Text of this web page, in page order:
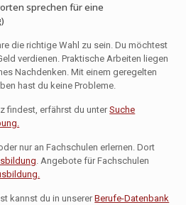
sprechen für eine
die richtige Wahl zu sein. Du möchtest
verdienen. Praktische Arbeiten liegen
Nachdenken. Mit einem geregelten
hast du keine Probleme.
findest, erfährst du unterSuche
nur an Fachschulen erlernen. Dort
. Angebote für Fachschulen
kannst du in unsererBerufe-Datenbank